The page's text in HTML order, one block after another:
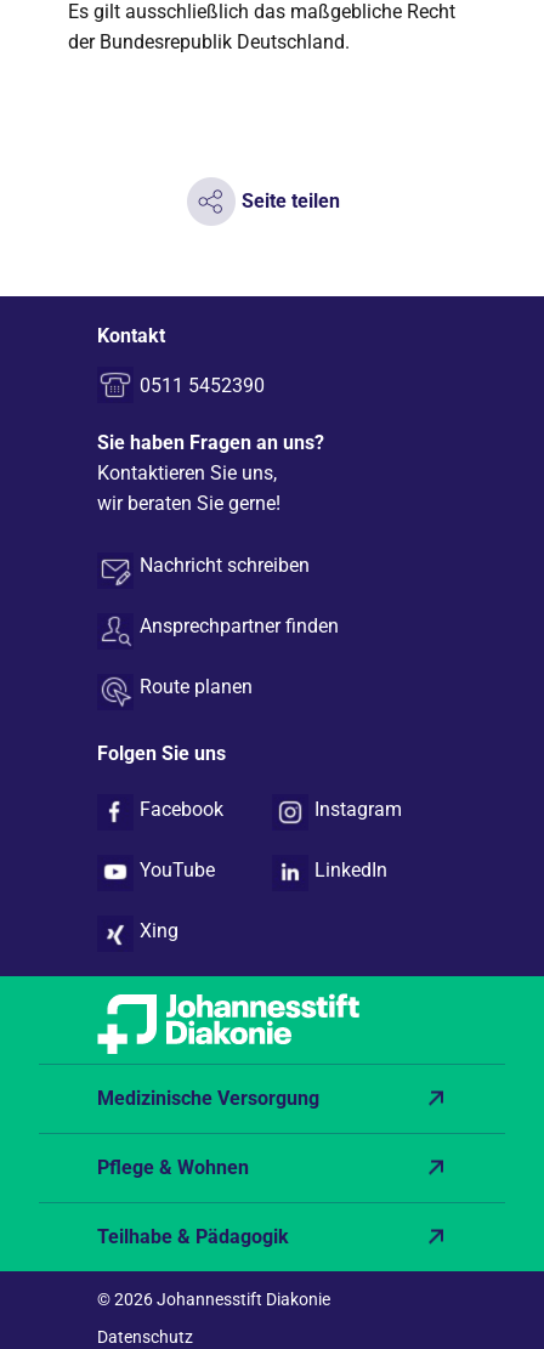
Es gilt ausschließlich das maßgebliche Recht
der Bundesrepublik Deutschland.
Seite teilen
Kontakt
0511 5452390
Sie haben Fragen an uns?
Kontaktieren Sie uns,
wir beraten Sie gerne!
Nachricht schreiben
Ansprechpartner finden
Route planen
Folgen Sie uns
Facebook Instagram
YouTube LinkedIn
Xing
Medizinische Versorgung
Pflege & Wohnen
Teilhabe & Pädagogik
© 2026 Johannesstift Diakonie
Datenschutz